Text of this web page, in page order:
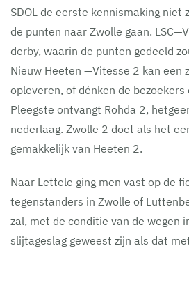
SDOL de eerste kennismaking niet
de punten naar Zwolle gaan.
derby, waarin de punten gedeeld
Nieuw Heeten —Vitesse 2 kan een
opleveren, of dénken de bezoekers
Pleegste ontvangt Rohda 2,
nederlaag. Zwolle 2 doet als het
gemakkelijk van Heeten 2.
Naar Lettele ging men vast op de
tegenstanders in Zwolle of
zal, met de conditie van de wegen
slijtageslag geweest zijn als dat